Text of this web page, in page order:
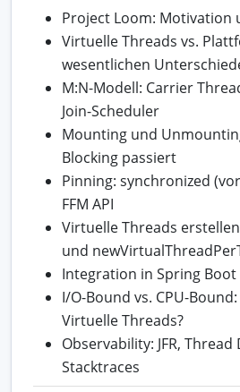
Project Loom: Motivation
Virtuelle Threads vs.
wesentlichen
M:N-Modell: Carrier
Join-Scheduler
Mounting und
Blocking passiert
Pinning: synchronized
FFM API
Virtuelle Threads
und
Integration in Spring Boot
I/O-Bound vs. CPU-
Virtuelle Threads?
Observability: JFR,
Stacktraces